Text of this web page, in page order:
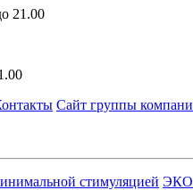
21.00
Сайт группы
стимуляцией